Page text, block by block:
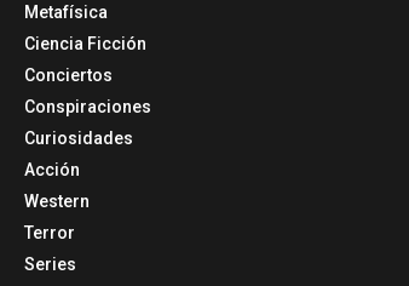
Metafísica
Ciencia Ficción
Conciertos
Conspiraciones
Curiosidades
Acción
Western
Terror
Series